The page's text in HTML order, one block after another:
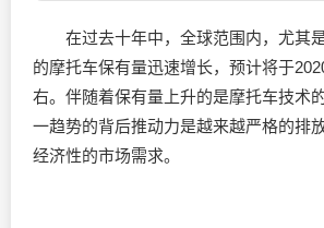
在过去十年中，全球范围内，尤其
的摩托车保有量迅速增长，预计将于
右。伴随着保有量上升的是摩托车技术
一趋势的背后推动力是越来越严格的排
经济性的市场需求。